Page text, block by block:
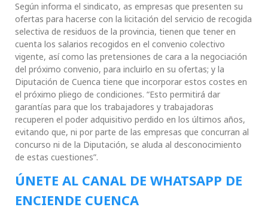
Según informa el sindicato, as empresas que presenten su
ofertas para hacerse con la licitación del servicio de recogida
selectiva de residuos de la provincia, tienen que tener en
cuenta los salarios recogidos en el convenio colectivo
vigente, así como las pretensiones de cara a la negociación
del próximo convenio, para incluirlo en su ofertas; y la
Diputación de Cuenca tiene que incorporar estos costes en
el próximo pliego de condiciones. “Esto permitirá dar
garantías para que los trabajadores y trabajadoras
recuperen el poder adquisitivo perdido en los últimos años,
evitando que, ni por parte de las empresas que concurran al
concurso ni de la Diputación, se aluda al desconocimiento
de estas cuestiones”.
ÚNETE AL CANAL DE WHATSAPP DE
ENCIENDE CUENCA